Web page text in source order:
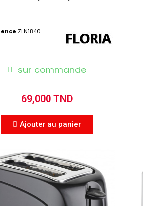
ZLN1840
sur commande
69,000 TND
Ajouter au panier